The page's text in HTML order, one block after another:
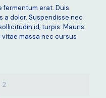
fermentum erat. Duis
dolor. Suspendisse nec
id, turpis. Mauris
massa nec cursus
2